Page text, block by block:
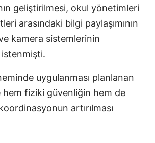
geliştirilmesi, okul yönetimleri
arasındaki bilgi paylaşımının
ve kamera sistemlerinin
uygulanması planlanan
fiziki güvenliğin hem de
artırılması